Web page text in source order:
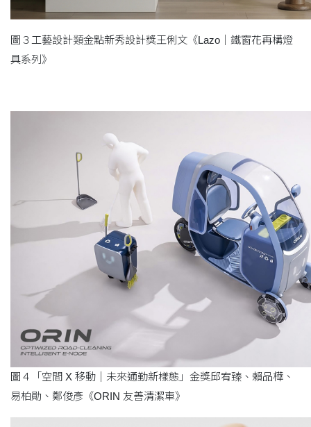
圖３工藝設計類金點新秀設計獎王俐文《Lazo｜鐵窗花再構燈
具系列》
圖４「空間 X 移動｜未來通勤新樣態」金獎邱宥臻、賴品樺、
易柏勛、鄭俊彥《ORIN 友善清潔車》